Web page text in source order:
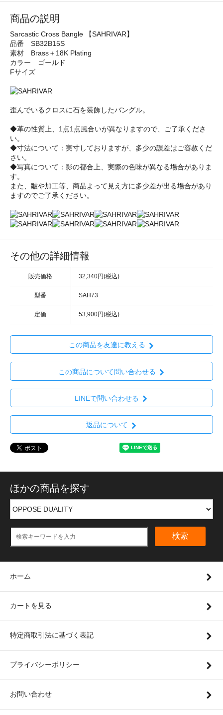
商品の説明
Sarcastic Cross Bangle 【SAHRIVAR】
品番 SB32B15S
素材 Brass＋18K Plating
カラー ゴールド
Fサイズ
歪んでいるクロスに石を装飾したバングル。
◆革の性質上、1点1点風合いが異なりますので、ご了承くださ
い。
◆寸法について：実寸しておりますが、多少の誤差はご容赦くだ
さい。
◆写真について：影の都合上、実際の色味が異なる場合がありま
す。
また、皺や加工等、商品よって見え方に多少差が出る場合があり
ますのでご了承ください。
その他の詳細情報
販売価格 32,340円(税込)
型番 SAH73
定価 53,900円(税込)
この商品を友達に教える
この商品について問い合わせる
LINEで問い合わせる
返品について
ほかの商品を探す
検索
ホーム
カートを見る
特定商取引法に基づく表記
プライバシーポリシー
お問い合わせ